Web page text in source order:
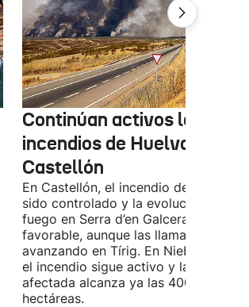
Continúan activos los
incendios de Huelva y
Castellón
En Castellón, el incendio de Culla ya
sido controlado y la evolución del
fuego en Serra d’en Galceran es
favorable, aunque las llamas
avanzando en Tírig. En Niebla
el incendio sigue activo y la
afectada alcanza ya las 4000
hectáreas.